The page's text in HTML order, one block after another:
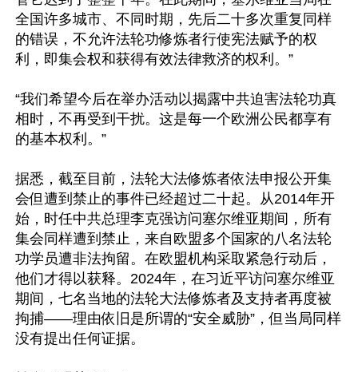
全国许多城市、不同时期，先后二十多次重复同样
的错误，不允许法轮功修炼者行使宪法赋予的权
利，即集会权和获得有效法律救济的权利。”
“我们希望今后在举办活动以揭露中共迫害法轮功真
相时，不再受到干扰。这是每一个欧洲公民都享有
的基本权利。”
据悉，截至目前，法轮大法修炼者依法申报公开集
会但遭到禁止的事件已经超过二十起。从2014年开
始，时任中共总理李克强访问塞尔维亚期间，所有
集会同样遭到禁止，来自欧盟多个国家的八名法轮
功学员遭非法拘留。在欧盟机构采取紧急行动后，
他们才得以获释。2024年，在习近平访问塞尔维亚
期间，七名当地的法轮大法修炼者及支持者再度被
拘捕——理由依旧是所谓的“安全威胁”，但当局同样
没有提出任何证据。